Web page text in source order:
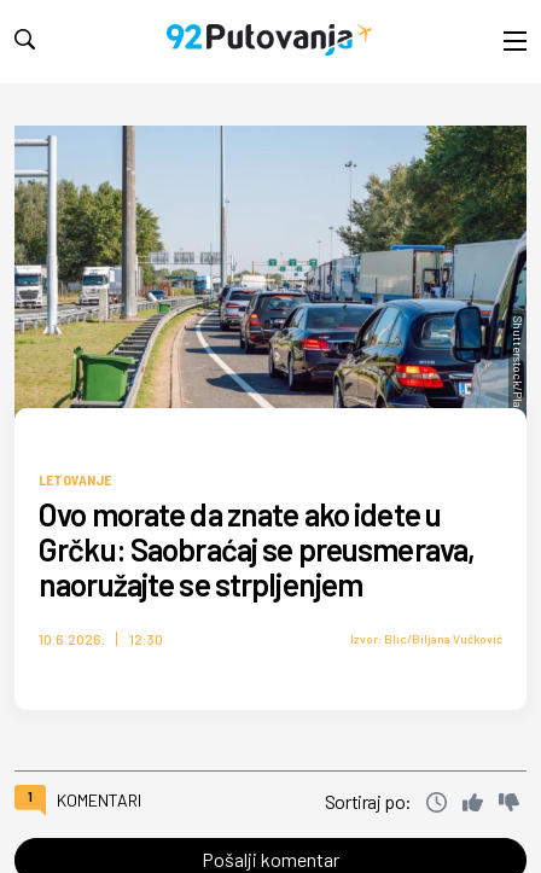
Shutterstock/Plam Petrov
LETOVANJE
Ovo morate da znate ako idete u
Grčku: Saobraćaj se preusmerava,
naoružajte se strpljenjem
10.6.2026. 12:30 Izvor: Blic/Biljana Vučković
1 KOMENTARI Sortiraj po:
Pošalji komentar